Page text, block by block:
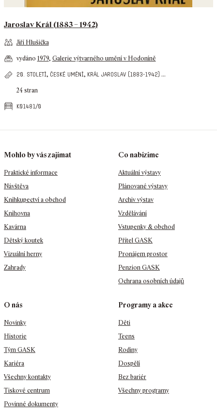
Jaroslav Král (1883 – 1942)
Jiří Hlušička
vydáno 1979, Galerie výtvarného umění v Hodoníně
20. století, české umění, král jaroslav (1883-1942) ...
24 stran
k01481/0
Mohlo by vás zajímat
Praktické informace
Návštěva
Knihkupectví a obchod
Knihovna
Kavárna
Dětský koutek
Vizuální herny
Zahrady
Co nabízíme
Aktuální výstavy
Plánované výstavy
Archiv výstav
Vzdělávání
Vstupenky & obchod
Přítel GASK
Pronájem prostor
Penzion GASK
Ochrana osobních údajů
O nás
Novinky
Historie
Tým GASK
Kariéra
Všechny kontakty
Tiskové centrum
Povinné dokumenty
Programy a akce
Děti
Teens
Rodiny
Dospělí
Bez bariér
Všechny programy